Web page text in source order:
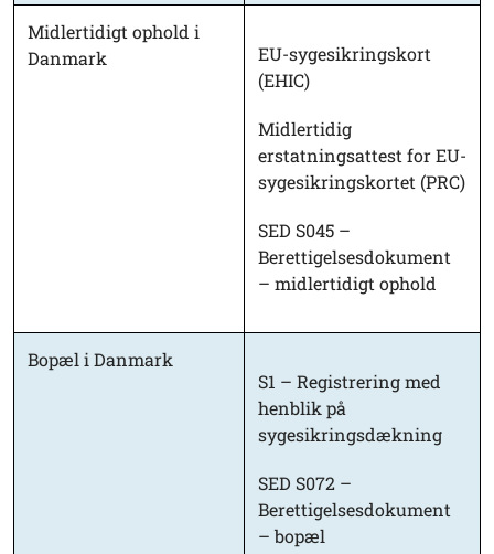
Midlertidigt ophold i
Danmark
EU-sygesikringskort
(EHIC)
Midlertidig
erstatningsattest for EU-
sygesikringskortet (PRC)
SED S045 –
Berettigelsesdokument
– midlertidigt ophold
Bopæl i Danmark
S1 – Registrering med
henblik på
sygesikringsdækning
SED S072 –
Berettigelsesdokument
– bopæl